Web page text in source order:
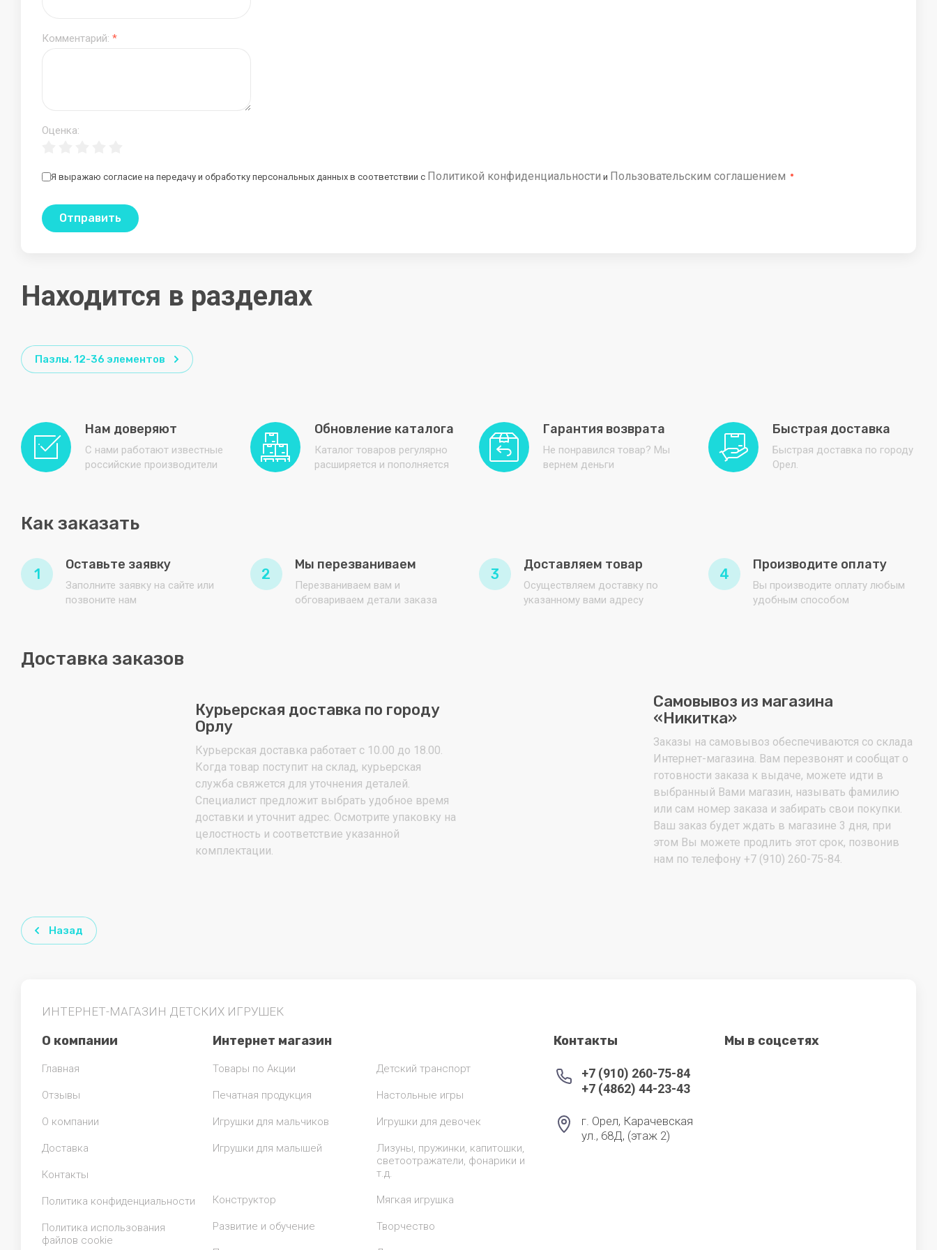
Комментарий: *
Оценка:
Я выражаю согласие на передачу и обработку персональных данных в соответствии с Политикой конфиденциальности и Пользовательским соглашением
Отправить
Находится в разделах
Пазлы. 12-36 элементов
Нам доверяют
С нами работают известные
российские производители
Обновление каталога
Каталог товаров регулярно
расширяется и пополняется
Гарантия возврата
Не понравился товар? Мы
вернем деньги
Быстрая доставка
Быстрая доставка по городу
Орел.
Как заказать
1
Оставьте заявку
Заполните заявку на сайте или
позвоните нам
2
Мы перезваниваем
Перезваниваем вам и
обговариваем детали заказа
3
Доставляем товар
Осуществляем доставку по
указанному вами адресу
4
Производите оплату
Вы производите оплату любым
удобным способом
Доставка заказов
Курьерская доставка по городу
Орлу
Курьерская доставка работает с 10.00 до 18.00.
Когда товар поступит на склад, курьерская
служба свяжется для уточнения деталей.
Специалист предложит выбрать удобное время
доставки и уточнит адрес. Осмотрите упаковку на
целостность и соответствие указанной
комплектации.
Самовывоз из магазина
«Никитка»
Заказы на самовывоз обеспечиваются со склада
Интернет-магазина. Вам перезвонят и сообщат о
готовности заказа к выдаче, можете идти в
выбранный Вами магазин, называть фамилию
или сам номер заказа и забирать свои покупки.
Ваш заказ будет ждать в магазине 3 дня, при
этом Вы можете продлить этот срок, позвонив
нам по телефону +7 (910) 260-75-84.
Назад
ИНТЕРНЕТ-МАГАЗИН ДЕТСКИХ ИГРУШЕК
О компании
Главная
Отзывы
О компании
Доставка
Контакты
Политика конфиденциальности
Политика использования
файлов cookie
Интернет магазин
Товары по Акции Детский транспорт
Печатная продукция Настольные игры
Игрушки для мальчиков Игрушки для девочек
Игрушки для малышей
Лизуны, пружинки, капитошки,
светоотражатели, фонарики и
т.д.
Конструктор Мягкая игрушка
Развитие и обучение Творчество
Контакты
+7 (910) 260-75-84
+7 (4862) 44-23-43
г. Орел, Карачевская
ул., 68Д, (этаж 2)
Мы в соцсетях